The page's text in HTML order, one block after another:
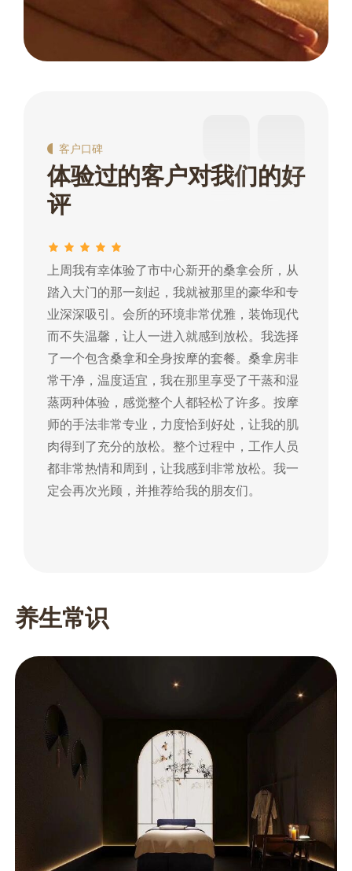
客户口碑
体验过的客户对我们的好
评
上周我有幸体验了市中心新开的桑拿会所，从
踏入大门的那一刻起，我就被那里的豪华和专
业深深吸引。会所的环境非常优雅，装饰现代
而不失温馨，让人一进入就感到放松。我选择
了一个包含桑拿和全身按摩的套餐。桑拿房非
常干净，温度适宜，我在那里享受了干蒸和湿
蒸两种体验，感觉整个人都轻松了许多。按摩
师的手法非常专业，力度恰到好处，让我的肌
肉得到了充分的放松。整个过程中，工作人员
都非常热情和周到，让我感到非常放松。我一
定会再次光顾，并推荐给我的朋友们。
养生常识